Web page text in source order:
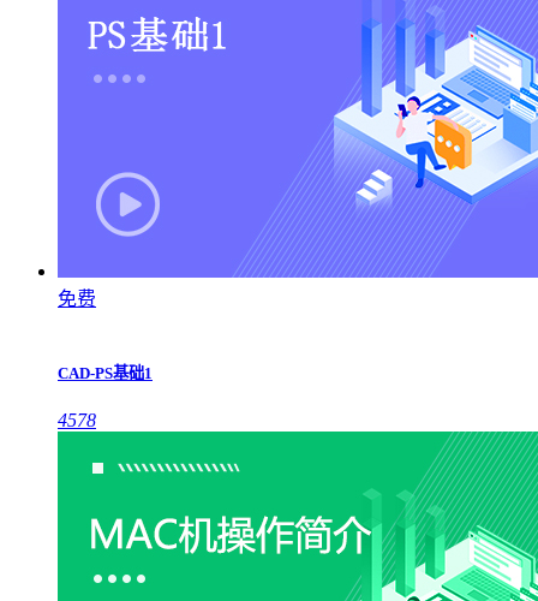
免费
CAD-PS基础1
4578